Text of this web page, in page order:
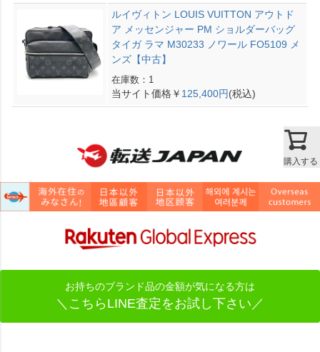
購入する
ルイヴィトン LOUIS VUITTON アウトド
ア メッセンジャー PM ショルダーバッグ
タイガ ラマ M30233 ノワール FO5109 メ
ンズ【中古】
在庫数：1
当サイト価格￥ 125,400円(税込)
お持ちのブランド品の金額が気になる方は
＼こちらLINE査定をお試し下さい／